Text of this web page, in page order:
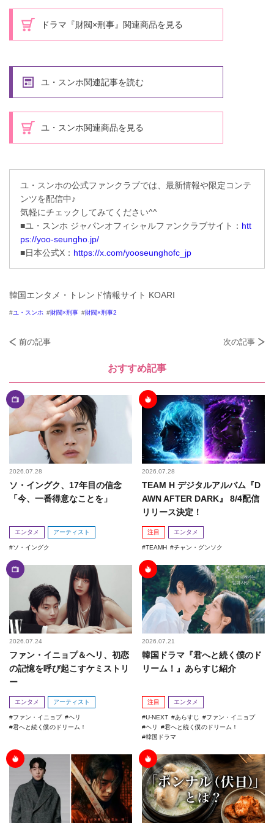
ドラマ『財閥×刑事』関連商品を見る
ユ・スンホ関連記事を読む
ユ・スンホ関連商品を見る
ユ・スンホの公式ファンクラブでは、最新情報や限定コンテ
ンツを配信中♪
気軽にチェックしてみてください^^
■ユ・スンホ ジャパンオフィシャルファンクラブサイト： htt
ps://yoo-seungho.jp/
■日本公式X： https://x.com/yooseunghofc_jp
韓国エンタメ・トレンド情報サイト KOARI
ユ・スンホ 財閥×刑事 財閥×刑事2
前の記事 次の記事
おすすめ記事
2026.07.28
ソ・イングク、17年目の信念
「今、一番得意なことを」
エンタメ アーティスト
ソ・イングク
2026.07.28
TEAM H デジタルアルバム『D
AWN AFTER DARK』 8/4配信
リリース決定！
注目 エンタメ
TEAMH チャン・グンソク
2026.07.24
ファン・イニョプ＆ヘリ、初恋
の記憶を呼び起こすケミストリ
ー
エンタメ アーティスト
ファン・イニョプ
ヘリ
君へと続く僕のドリーム！
2026.07.21
韓国ドラマ『君へと続く僕のド
リーム！』あらすじ紹介
注目 エンタメ
U-NEXT あらすじ
ファン・イニョプ
ヘリ
君へと続く僕のドリーム！
韓国ドラマ